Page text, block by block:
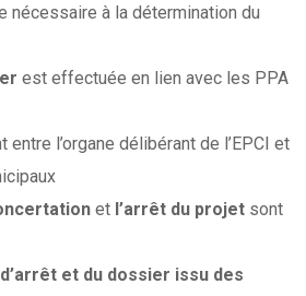
nécessaire à la détermination du
est effectuée en lien avec les PPA
entre l’organe délibérant de l’EPCI et
et l’arrêt du projet sont
et du dossier issu des